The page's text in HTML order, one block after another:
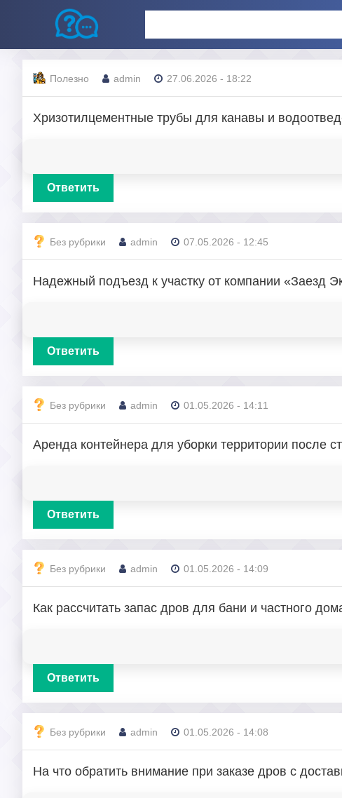
Полезно admin 27.06.2026 - 18:22
Хризотилцементные трубы для канавы и
Ответить
Без рубрики admin 07.05.2026 - 12:45
Надежный подъезд к участку от компании «Заезд
Ответить
Без рубрики admin 01.05.2026 - 14:11
Аренда контейнера для уборки территории после
Ответить
Без рубрики admin 01.05.2026 - 14:09
Как рассчитать запас дров для бани и частного
Ответить
Без рубрики admin 01.05.2026 - 14:08
На что обратить внимание при заказе дров с